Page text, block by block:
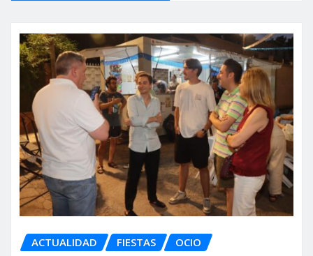
ACTUALIDAD FIESTAS OCIO